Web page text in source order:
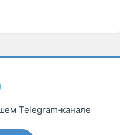
Telegram‑канале